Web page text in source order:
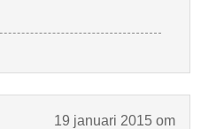
19 januari 2015 om